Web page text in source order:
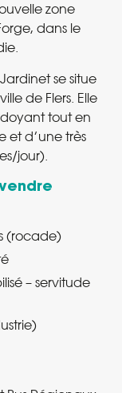
zone
dans le
se situe
de Flers. Elle
tout en
et d’une très
jour).
(rocade)
– servitude